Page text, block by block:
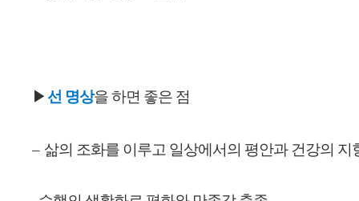
▶선 명상을 하면 좋은 점
– 삶의 조화를 이루고 일상에서의 평안과 건강의 지